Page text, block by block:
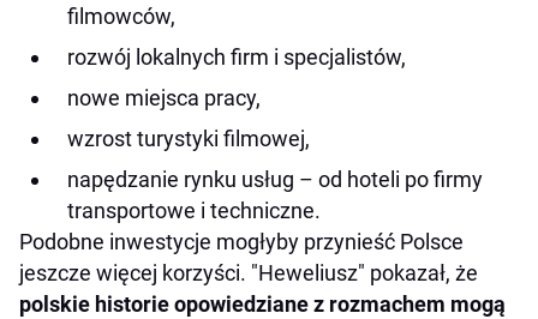
filmowców,
rozwój lokalnych firm i specjalistów,
nowe miejsca pracy,
wzrost turystyki filmowej,
napędzanie rynku usług – od hoteli po firmy
transportowe i techniczne.
Podobne inwestycje mogłyby przynieść Polsce
jeszcze więcej korzyści. "Heweliusz" pokazał, że
polskie historie opowiedziane z rozmachem mogą